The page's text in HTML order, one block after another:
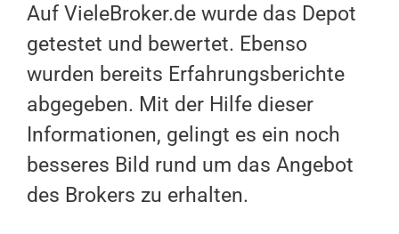
Auf VieleBroker.de wurde das Depot
getestet und bewertet. Ebenso
wurden bereits Erfahrungsberichte
abgegeben. Mit der Hilfe dieser
Informationen, gelingt es ein noch
besseres Bild rund um das Angebot
des Brokers zu erhalten.